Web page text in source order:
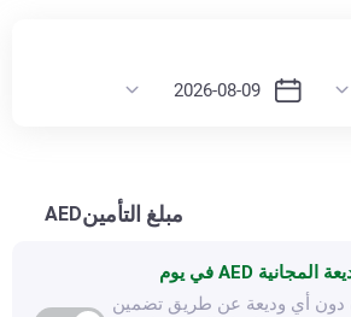
مبلغ التأمينAED
المجانية AED في يوم
دون أي وديعة عن طريق تضمين